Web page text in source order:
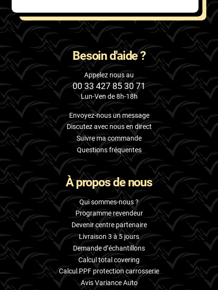
Besoin d'aide ?
Appelez nous au
00 33 427 85 30 71
Lun-Ven de 8h-18h
Envoyez-nous un message
Discutez avec nous en direct
Suivre ma commande
Questions fréquentes
À propos de nous
Qui sommes-nous ?
Programme revendeur
Devenir centre partenaire
Livraison 3 à 5 jours
Demande d’échantillons
Calcul total covering
Calcul PPF protection carrosserie
Avis Variance Auto